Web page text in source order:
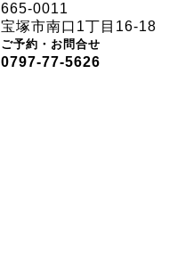
665-0011
宝塚市南口1丁目16-18
ご予約・お問合せ
0797-77-5626